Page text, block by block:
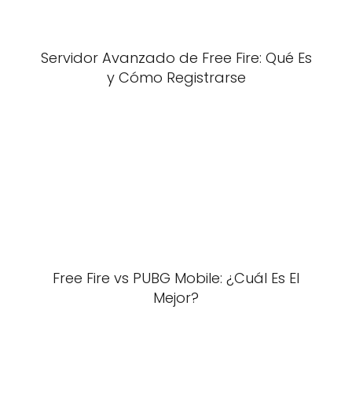
Servidor Avanzado de Free Fire: Qué Es
y Cómo Registrarse
Free Fire vs PUBG Mobile: ¿Cuál Es El
Mejor?